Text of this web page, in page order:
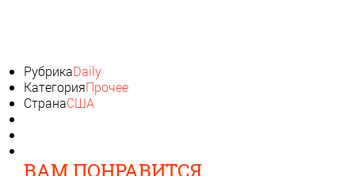
РубрикаDaily
КатегорияПрочее
СтранаСША
ВАМ ПОНРАВИТСЯ